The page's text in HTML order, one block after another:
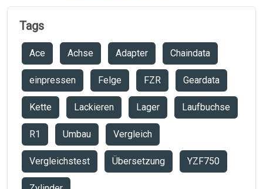
Tags
Ace Achse Adapter Chaindata
einpressen Felge FZR Geardata
Kette Lackieren Lager Laufbuchse
R1 Umbau Vergleich
Vergleichstest Übersetzung YZF750